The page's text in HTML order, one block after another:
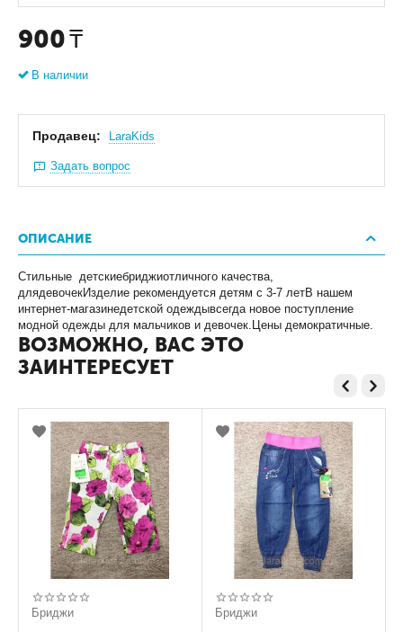
900 ₸
В наличии
Продавец: LaraKids
Задать вопрос
ОПИСАНИЕ
Стильные детскиебриджиотличного качества,
длядевочекИзделие рекомендуется детям с 3-7 летВ нашем
интернет-магазинедетской одеждывсегда новое поступление
модной одежды для мальчиков и девочек.Цены демократичные.
ВОЗМОЖНО, ВАС ЭТО
ЗАИНТЕРЕСУЕТ
Бриджи Бриджи